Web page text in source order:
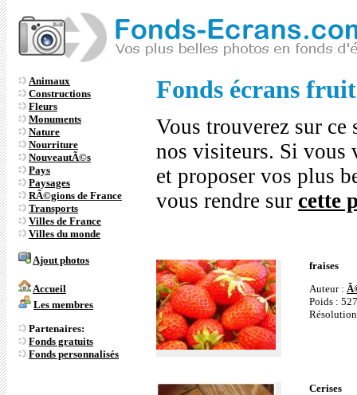
Animaux
Constructions
Fleurs
Monuments
Nature
Nourriture
NouveautÃ©s
Pays
Paysages
RÃ©gions de France
Transports
Villes de France
Villes du monde
Ajout photos
Accueil
Les membres
Partenaires:
Fonds gratuits
Fonds personnalisés
Fonds écrans
Vous trouverez sur
nos visiteurs. Si vous
et proposer vos plus
vous rendre sur cette
fraises
Auteur :
Poids :
Cerises